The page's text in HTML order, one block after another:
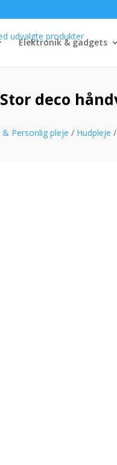
Elektronik & gadgets
Stor deco
& Personlig pleje / Hudpleje /